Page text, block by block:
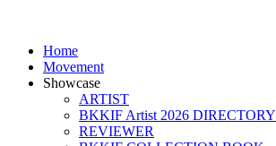
Home
Movement
Showcase
ARTIST
BKKIF Artist 2026 DIRECTORY
REVIEWER